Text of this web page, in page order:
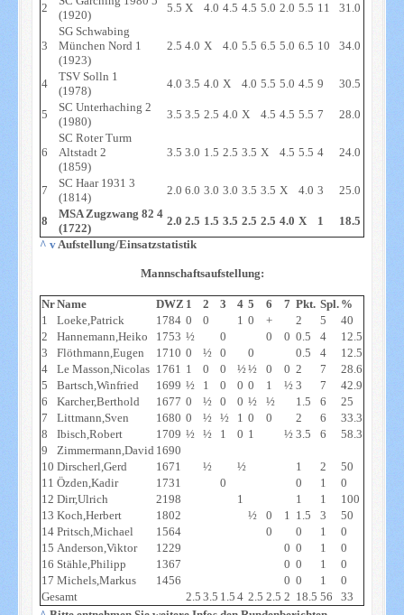
2
(1920)
5.5 X 4.0 4.5 4.5 5.0 2.0 5.5 11 31.0
3
SG Schwabing
München Nord 1
(1923)
2.5 4.0 X 4.0 5.5 6.5 5.0 6.5 10 34.0
4
TSV Solln 1
(1978)
4.0 3.5 4.0 X 4.0 5.5 5.0 4.5 9 30.5
5
SC Unterhaching 2
(1980)
3.5 3.5 2.5 4.0 X 4.5 4.5 5.5 7 28.0
6
SC Roter Turm
Altstadt 2
(1859)
3.5 3.0 1.5 2.5 3.5 X 4.5 5.5 4 24.0
7
SC Haar 1931 3
(1814)
2.0 6.0 3.0 3.0 3.5 3.5 X 4.0 3 25.0
8
MSA Zugzwang 82 4
(1722)
2.0 2.5 1.5 3.5 2.5 2.5 4.0 X 1
18.5
^ vAufstellung/Einsatzstatistik
Mannschaftsaufstellung:
NrName DWZ 1 2 3 4 5 6 7 Pkt. Spl. %
1
Loeke,Patrick 1784 0 0 1 0 + 2 5
40
2
Hannemann,Heiko 1753 ½ 0 0 0 0.5 4
12.5
3
Flöthmann,Eugen 1710 0 ½ 0 0 0.5 4
12.5
4
Le Masson,Nicolas 1761 1 0 0 ½½ 0 0 2 7
28.6
5
Bartsch,Winfried 1699 ½ 1 0 0 0 1 ½ 3 7
42.9
6
Karcher,Berthold 1677 0 ½ 0 0 ½ ½ 1.5 6
25
7
Littmann,Sven 1680 0 ½ ½ 1 0 0 2 6
33.3
8
Ibisch,Robert 1709 ½ ½ 1 0 1 ½ 3.5 6
58.3
9
Zimmermann,David 1690
10 Dirscherl,Gerd 1671 ½ ½ 1 2
50
11 Özden,Kadir 1731 0 0 1
0
12 Dirr,Ulrich 2198 1 1 1
100
13 Koch,Herbert 1802 ½ 0 1 1.5 3
50
14 Pritsch,Michael 1564 0 0 1
0
15 Anderson,Viktor 1229 0 0 1
0
16 Stähle,Philipp 1367 0 0 1
0
17 Michels,Markus 1456 0 0 1
0
Gesamt
2.5 3.5 1.5 4 2.5 2.5 2 18.5 56
33